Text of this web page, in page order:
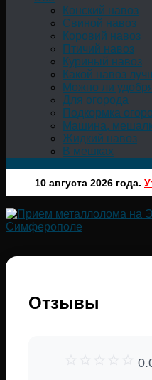
Конский навоз
Свиной навоз
Коровий навоз
Птичий навоз
Куриный навоз
Какой навоз
Можно ли
Для огорода
Подкормка
Машина,
Жидкий навоз
В мешках
10 августа 2026 года.
Отзывы